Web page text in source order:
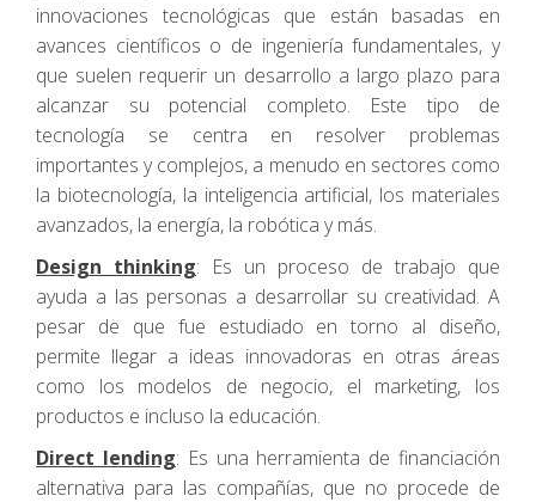
innovaciones tecnológicas que están basadas en
avances científicos o de ingeniería fundamentales, y
que suelen requerir un desarrollo a largo plazo para
alcanzar su potencial completo. Este tipo de
tecnología se centra en resolver problemas
importantes y complejos, a menudo en sectores como
la biotecnología, la inteligencia artificial, los materiales
avanzados, la energía, la robótica y más.
Design thinking: Es un proceso de trabajo que
ayuda a las personas a desarrollar su creatividad. A
pesar de que fue estudiado en torno al diseño,
permite llegar a ideas innovadoras en otras áreas
como los modelos de negocio, el marketing, los
productos e incluso la educación.
Direct lending: Es una herramienta de financiación
alternativa para las compañías, que no procede de